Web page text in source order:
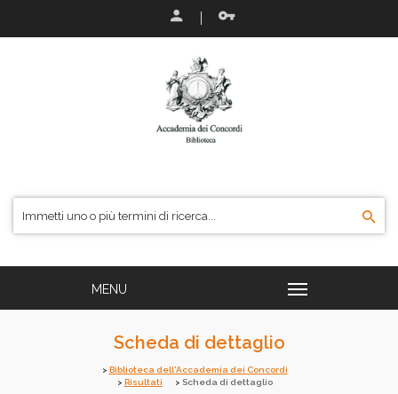
Scheda di dettaglio
Biblioteca dell'Accademia dei Concordi
Risultati
Scheda di dettaglio